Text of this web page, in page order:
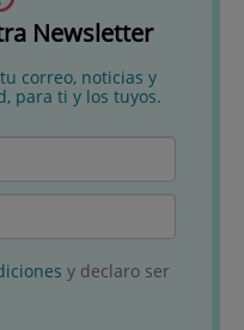
Newsletter
correo, noticias y
para ti y los tuyos.
y declaro ser